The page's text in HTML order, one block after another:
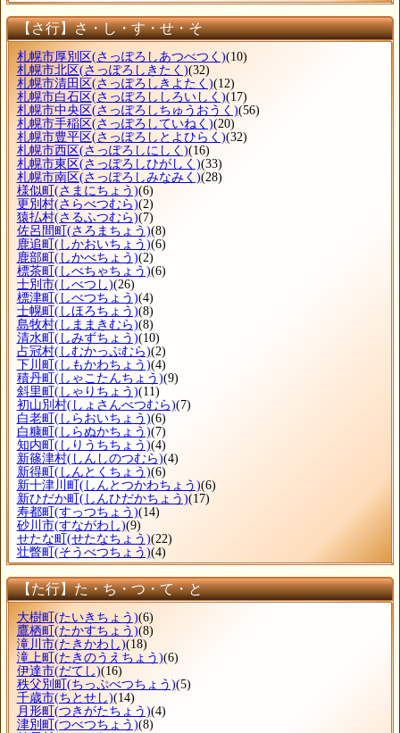
【さ行】さ・し・す・せ・そ
札幌市厚別区(さっぽろしあつべつく)(10)
札幌市北区(さっぽろしきたく)(32)
札幌市清田区(さっぽろしきよたく)(12)
札幌市白石区(さっぽろししろいしく)(17)
札幌市中央区(さっぽろしちゅうおうく)(56)
札幌市手稲区(さっぽろしていねく)(20)
札幌市豊平区(さっぽろしとよひらく)(32)
札幌市西区(さっぽろしにしく)(16)
札幌市東区(さっぽろしひがしく)(33)
札幌市南区(さっぽろしみなみく)(28)
様似町 (さまにちょう)(6)
更別村(さらべつむら)(2)
猿払村(さるふつむら)(7)
佐呂間町 (さろまちょう)(8)
鹿追町 (しかおいちょう)(6)
鹿部町 (しかべちょう)(2)
標茶町 (しべちゃちょう)(6)
士別市(しべつし)(26)
標津町 (しべつちょう)(4)
士幌町 (しほろちょう)(8)
島牧村(しままきむら)(8)
清水町 (しみずちょう)(10)
占冠村(しむかっぷむら)(2)
下川町 (しもかわちょう)(4)
積丹町 (しゃこたんちょう)(9)
斜里町 (しゃりちょう)(11)
初山別村(しょさんべつむら)(7)
白老町 (しらおいちょう)(6)
白糠町 (しらぬかちょう)(7)
知内町 (しりうちちょう)(4)
新篠津村(しんしのつむら)(4)
新得町 (しんとくちょう)(6)
新十津川町 (しんとつかわちょう)(6)
新ひだか町 (しんひだかちょう)(17)
寿都町 (すっつちょう)(14)
砂川市(すながわし)(9)
せたな町 (せたなちょう)(22)
壮瞥町 (そうべつちょう)(4)
【た行】た・ち・つ・て・と
大樹町(たいきちょう)(6)
鷹栖町(たかすちょう)(8)
滝川市(たきかわし)(18)
滝上町(たきのうえちょう)(6)
伊達市(だてし)(16)
秩父別町(ちっぷべつちょう)(5)
千歳市(ちとせし)(14)
月形町(つきがたちょう)(4)
津別町(つべつちょう)(8)